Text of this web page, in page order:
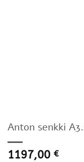
Anton senkki
1197,00 €